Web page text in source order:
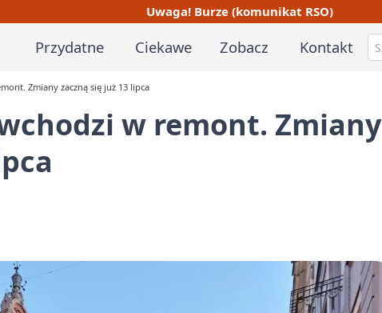
Uwaga! Burze (komunikat RSO)
Przydatne Ciekawe Zobacz Kontakt
Zmiany zaczną się już 13 lipca
w remont. Zmiany